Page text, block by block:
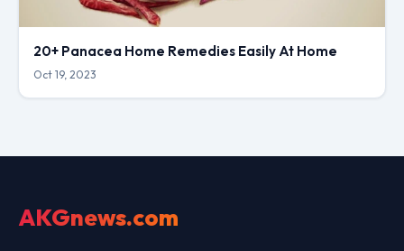
20+ Panacea Home Remedies Easily At Home
Oct 19, 2023
AKGnews.com